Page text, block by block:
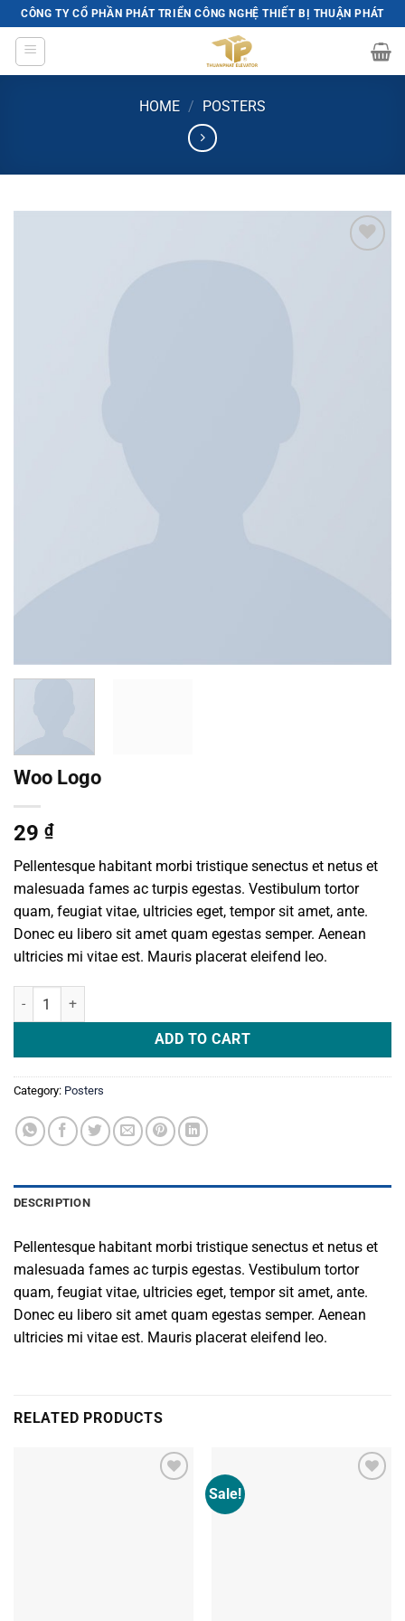
Skip
to
content
CÔNG TY CỔ PHẦN PHÁT TRIỂN CÔNG NGHỆ THIẾT BỊ THUẬN PHÁT
HOME / POSTERS
Woo Logo
29 ₫
Pellentesque habitant morbi tristique senectus et netus et
malesuada fames ac turpis egestas. Vestibulum tortor
quam, feugiat vitae, ultricies eget, tempor sit amet, ante.
Donec eu libero sit amet quam egestas semper. Aenean
ultricies mi vitae est. Mauris placerat eleifend leo.
Woo Logo quantity
ADD TO CART
Category: Posters
DESCRIPTION
Pellentesque habitant morbi tristique senectus et netus et
malesuada fames ac turpis egestas. Vestibulum tortor
quam, feugiat vitae, ultricies eget, tempor sit amet, ante.
Donec eu libero sit amet quam egestas semper. Aenean
ultricies mi vitae est. Mauris placerat eleifend leo.
RELATED PRODUCTS
Sale!